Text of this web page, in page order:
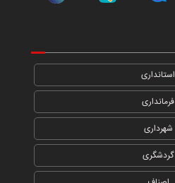
استانداری
فرمانداری
شهرداری
گردشگری